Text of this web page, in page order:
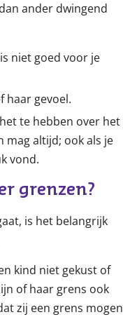
ander dwingend
niet goed voor je
haar gevoel.
te hebben over het
mag altijd; ook als je
vond.
grenzen?
is het belangrijk
kind niet gekust of
of haar grens ook
zij een grens mogen